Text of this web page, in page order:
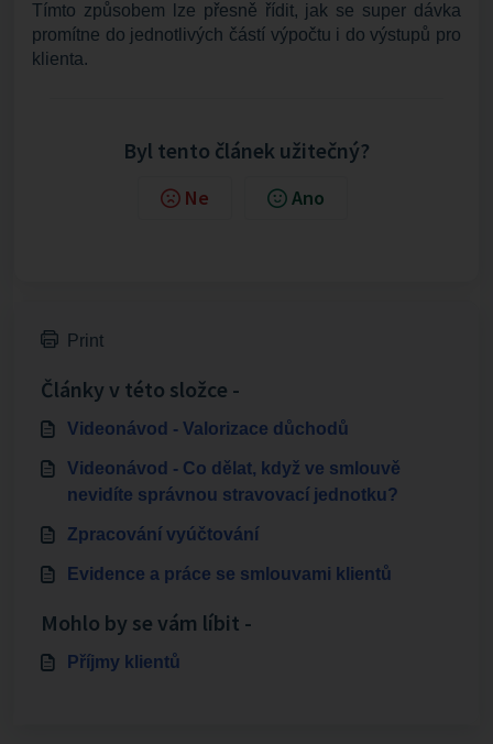
Tímto způsobem lze přesně řídit, jak se super dávka
promítne do jednotlivých částí výpočtu i do výstupů pro
klienta.
Byl tento článek užitečný?
Ne Ano
Print
Články v této složce -
Videonávod - Valorizace důchodů
Videonávod - Co dělat, když ve smlouvě
nevidíte správnou stravovací jednotku?
Zpracování vyúčtování
Evidence a práce se smlouvami klientů
Mohlo by se vám líbit -
Příjmy klientů